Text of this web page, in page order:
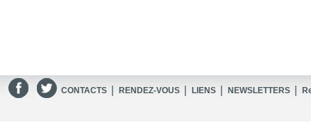
CONTACTS RENDEZ-VOUS LIENS NEWSLETTERS